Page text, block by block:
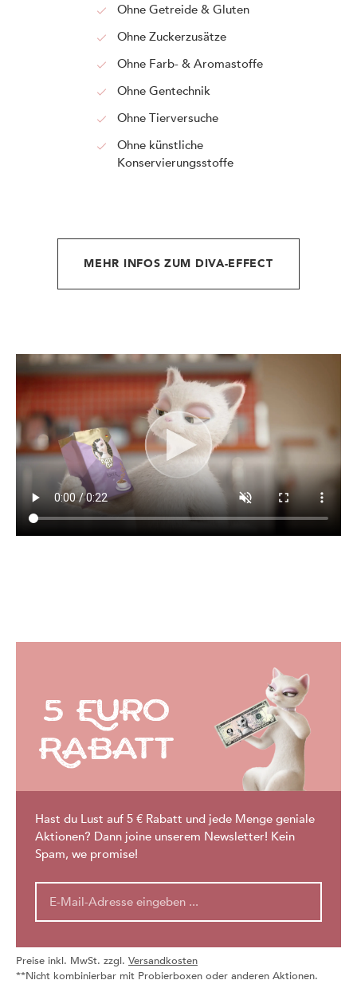
ausgezeichnet beim German Brand
Ohne Getreide & Gluten
Ohne Zuckerzusätze
Ohne Farb- & Aromastoffe
Ohne Gentechnik
Ohne Tierversuche
Ohne künstliche
Konservierungsstoffe
MEHR INFOS ZUM DIVA-EFFECT
5 Euro
Rabatt
Hast du Lust auf 5 € Rabatt und jede Menge geniale
Aktionen? Dann joine unserem Newsletter! Kein
Spam, we promise!
Preise inkl. MwSt. zzgl. Versandkosten
**Nicht kombinierbar mit Probierboxen oder anderen Aktionen.